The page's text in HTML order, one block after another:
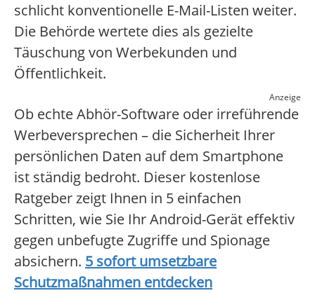
schlicht konventionelle E-Mail-Listen weiter.
Die Behörde wertete dies als gezielte
Täuschung von Werbekunden und
Öffentlichkeit.
Anzeige
Ob echte Abhör-Software oder irreführende
Werbeversprechen – die Sicherheit Ihrer
persönlichen Daten auf dem Smartphone
ist ständig bedroht. Dieser kostenlose
Ratgeber zeigt Ihnen in 5 einfachen
Schritten, wie Sie Ihr Android-Gerät effektiv
gegen unbefugte Zugriffe und Spionage
absichern. 5 sofort umsetzbare
Schutzmaßnahmen entdecken